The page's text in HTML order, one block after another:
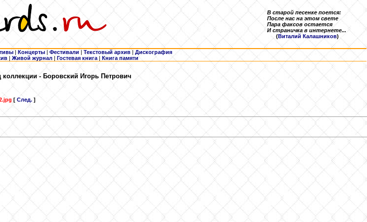
В старой песенке поется:
После нас на этом свете
Пара факсов остается
И страничка в интернете...
(Виталий Калашников)
| Концерты | Фестивали | Текстовый архив | Дискография
| Живой журнал |Гостевая книга | Книга памяти
коллекции - БоровскийИгорь Петрович
[ След. ]